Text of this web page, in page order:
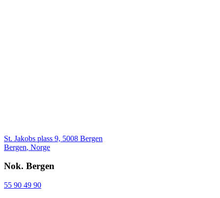
St. Jakobs plass 9, 5008 Bergen
Bergen, Norge
Nok. Bergen
55 90 49 90